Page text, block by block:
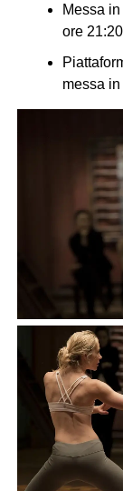
Messa
ore
messa